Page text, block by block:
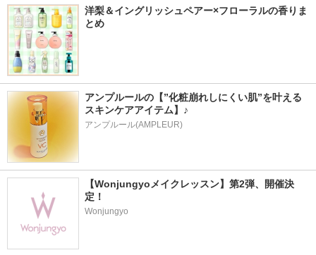
洋梨＆イングリッシュペアー×フローラルの香りま
とめ
アンプルールの【”化粧崩れしにくい肌”を叶える
スキンケアアイテム】♪
アンプルール(AMPLEUR)
【Wonjungyoメイクレッスン】第2弾、開催決
定！
Wonjungyo